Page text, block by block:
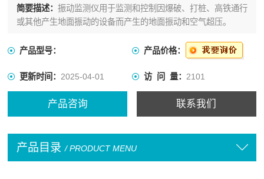
简要描述： 振动监测仪用于监测和控制因爆破、打桩、高铁通行
或其他产生地面振动的设备而产生的地面振动和空气超压。
产品型号： 产品价格：
更新时间：2025-04-01 访 问 量： 2101
产品咨询 联系我们
产品目录 / PRODUCT MENU